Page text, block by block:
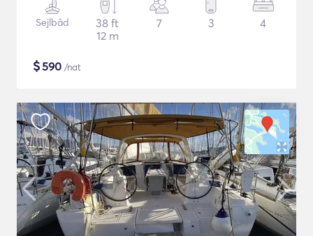
Sejlbåd
38 ft
12 m
7 3 4
$590 /nat